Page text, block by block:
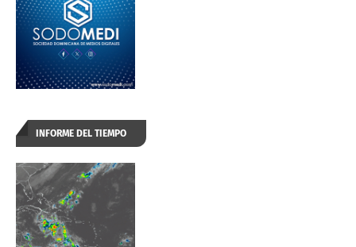
INFORME DEL TIEMPO